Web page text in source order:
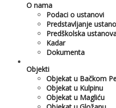
O nama
Podaci o ustanovi
Predstavljanje
Predškolska
Kadar
Dokumenta
Objekti
Objekat u Bačkom
Objekat u Kulpinu
Objekat u Magliću